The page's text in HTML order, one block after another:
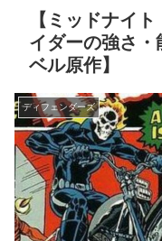
【ミッドナイ
イダーの強さ
ベル原作】
ディフェンダーズ